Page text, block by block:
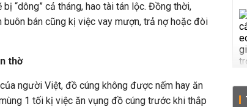
“dông” cả tháng, hao tài tán lộc. Đồng thời,
bán cũng kị việc vay mượn, trả nợ hoặc đòi
thờ
người Việt, đồ cúng không được nếm hay ăn
1 tối kị việc ăn vụng đồ cúng trước khi thắp